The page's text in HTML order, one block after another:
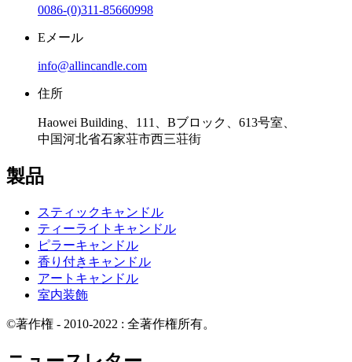
0086-(0)311-85660998
Eメール
info@allincandle.com
住所
Haowei Building、111、Bブロック、613号室、
中国河北省石家荘市西三荘街
製品
スティックキャンドル
ティーライトキャンドル
ピラーキャンドル
香り付きキャンドル
アートキャンドル
室内装飾
©著作権 - 2010-2022 : 全著作権所有。